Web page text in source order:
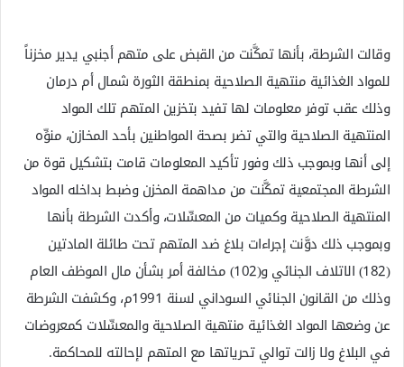
وقالت الشرطة، بأنها تمكَّنت من القبض على متهم أجنبي يدير مخزناً
للمواد الغذائية منتهية الصلاحية بمنطقة الثورة شمال أم درمان
وذلك عقب توفر معلومات لها تفيد بتخزين المتهم تلك المواد
المنتهية الصلاحية والتي تضر بصحة المواطنين بأحد المخازن، منوِّه
إلى أنها وبموجب ذلك وفور تأكيد المعلومات قامت بتشكيل قوة من
الشرطة المجتمعية تمكَّنت من مداهمة المخزن وضبط بداخله المواد
المنتهية الصلاحية وكميات من المعسِّلات، وأكدت الشرطة بأنها
وبموجب ذلك دوَّنت إجراءات بلاغ ضد المتهم تحت طائلة المادتين
(182) الاتلاف الجنائي و(102) مخالفة أمر بشأن مال الموظف العام
وذلك من القانون الجنائي السوداني لسنة 1991م، وكشفت الشرطة
عن وضعها المواد الغذائية منتهية الصلاحية والمعسِّلات كمعروضات
في البلاغ ولا زالت توالي تحرياتها مع المتهم لإحالته للمحاكمة.